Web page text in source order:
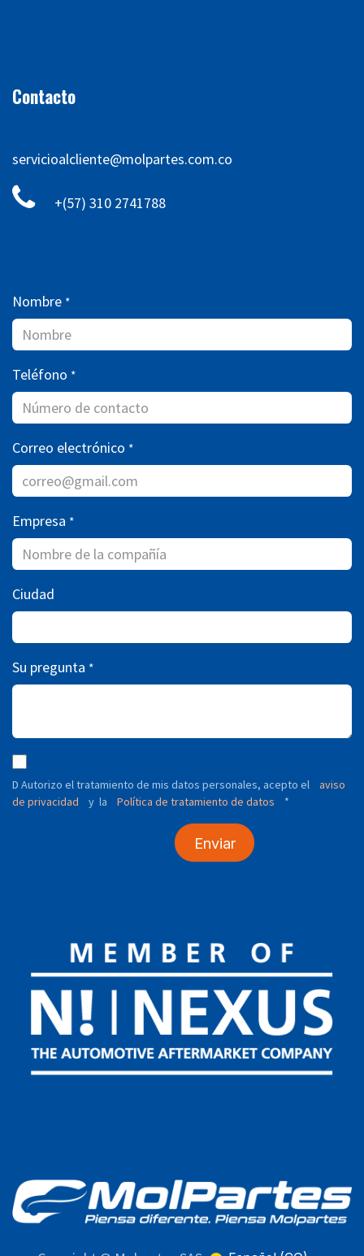
Contacto
servicioalcliente@molpartes.com.co
+(57) 310 2741788
Nombre *
Teléfono *
Correo electrónico *
Empresa *
Ciudad
Su pregunta *
D Autorizo ​​el tratamiento de mis datos personales, acepto el
aviso
de privacidad
y la Política de tratamiento de datos *
Enviar